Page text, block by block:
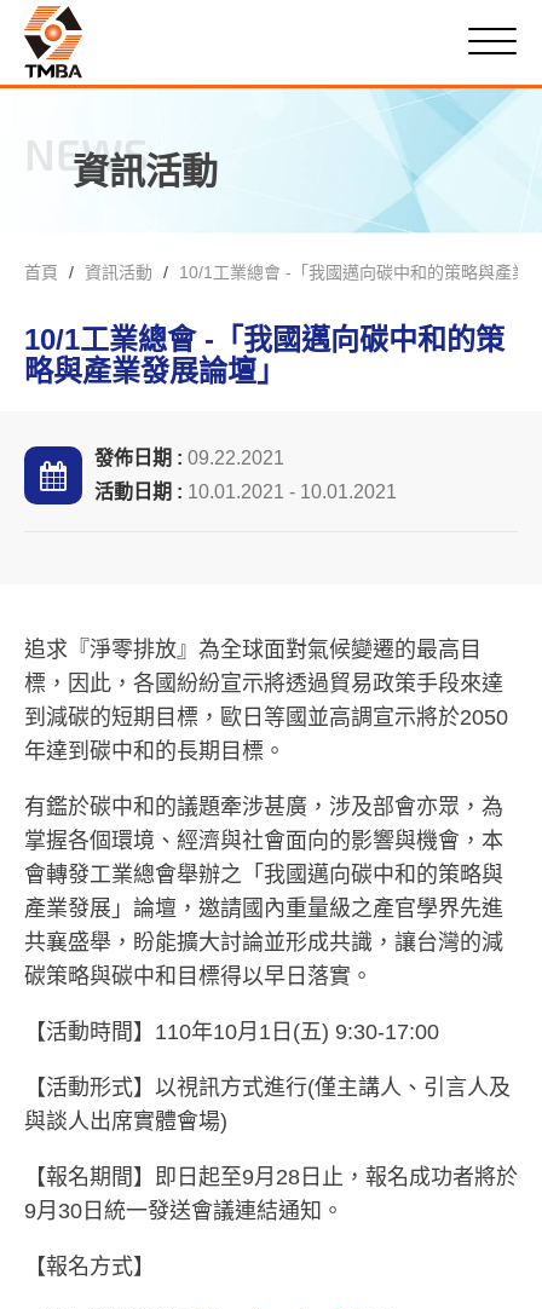
NEWS
資訊活動
首頁 資訊活動 10/1工業總會 -「我國邁向碳中和的策略與產業
10/1工業總會 -「我國邁向碳中和的策
略與產業發展論壇」
發佈日期 : 09.22.2021
活動日期 : 10.01.2021 - 10.01.2021
追求『淨零排放』為全球面對氣候變遷的最高目
標，因此，各國紛紛宣示將透過貿易政策手段來達
到減碳的短期目標，歐日等國並高調宣示將於2050
年達到碳中和的長期目標。
有鑑於碳中和的議題牽涉甚廣，涉及部會亦眾，為
掌握各個環境、經濟與社會面向的影響與機會，本
會轉發工業總會舉辦之「我國邁向碳中和的策略與
產業發展」論壇，邀請國內重量級之產官學界先進
共襄盛舉，盼能擴大討論並形成共識，讓台灣的減
碳策略與碳中和目標得以早日落實。
【活動時間】110年10月1日(五) 9:30-17:00
【活動形式】以視訊方式進行(僅主講人、引言人及
與談人出席實體會場)
【報名期間】即日起至9月28日止，報名成功者將於
9月30日統一發送會議連結通知。
【報名方式】